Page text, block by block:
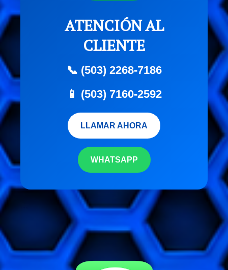
ATENCIÓN AL
CLIENTE
📞 (503) 2268-7186
📱 (503) 7160-2592
LLAMAR AHORA
WHATSAPP